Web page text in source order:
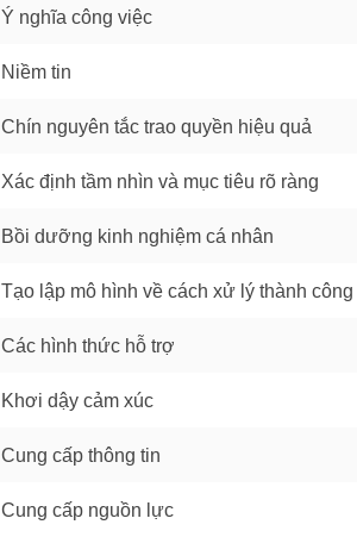
Ý nghĩa công việc
Niềm tin
Chín nguyên tắc trao quyền hiệu quả
Xác định tầm nhìn và mục tiêu rõ ràng
Bồi dưỡng kinh nghiệm cá nhân
Tạo lập mô hình về cách xử lý thành công
Các hình thức hỗ trợ
Khơi dậy cảm xúc
Cung cấp thông tin
Cung cấp nguồn lực